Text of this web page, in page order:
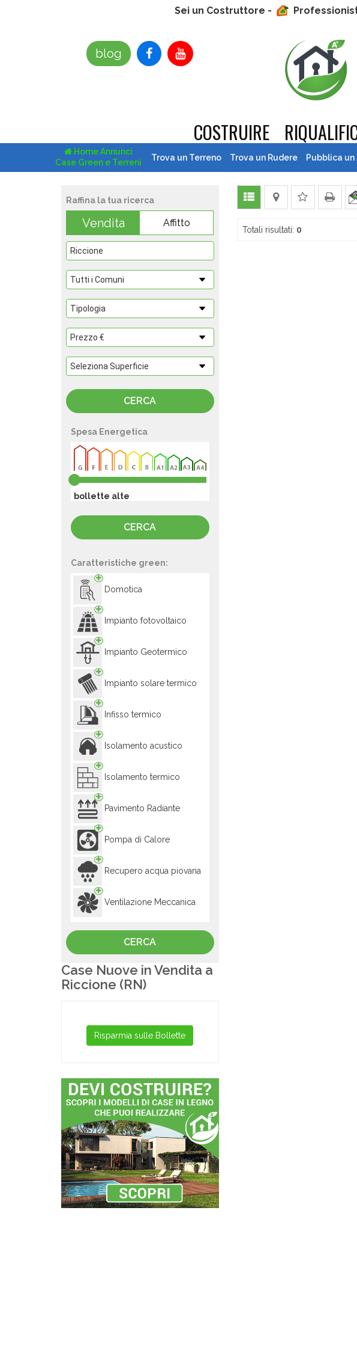
Sei un Costruttore -
blog
COSTRUIRE
Home Annunci
Case Green e Terreni
Trova un Terreno Trova un Rudere Pubblica
Raffina la tua ricerca
Vendita Affitto
Spesa Energetica
bollette alte
Caratteristiche green:
Domotica
Impianto fotovoltaico
Impianto Geotermico
Impianto solare termico
Infisso termico
Isolamento acustico
Isolamento termico
Pavimento Radiante
Pompa di Calore
Recupero acqua piovana
Ventilazione Meccanica
Case Nuove in Vendita a
Riccione (RN)
Risparmia sulle Bollette
Totali risultati: 0